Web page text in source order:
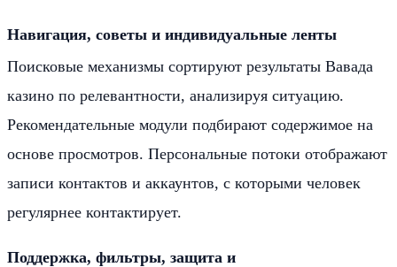
Навигация, советы и индивидуальные ленты
Поисковые механизмы сортируют результаты Вавада
казино по релевантности, анализируя ситуацию.
Рекомендательные модули подбирают содержимое на
основе просмотров. Персональные потоки отображают
записи контактов и аккаунтов, с которыми человек
регулярнее контактирует.
Поддержка, фильтры, защита и